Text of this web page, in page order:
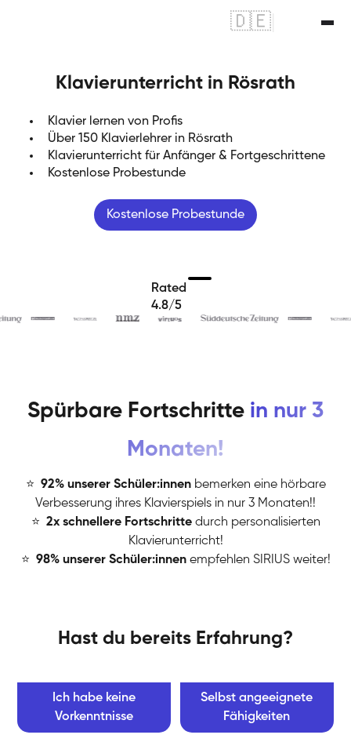
🇩🇪
Klavierunterricht in Rösrath
Klavier lernen von Profis
Über 150 Klavierlehrer in Rösrath
Klavierunterricht für Anfänger & Fortgeschrittene
Kostenlose Probestunde
Kostenlose Probestunde
Rated
4.8/5
Spürbare Fortschritte in nur 3
Monaten!
⭐ 92% unserer Schüler:innen bemerken eine hörbare
Verbesserung ihres Klavierspiels in nur 3 Monaten!!
⭐ 2x schnellere Fortschritte durch personalisierten
Klavierunterricht!
⭐ 98% unserer Schüler:innen empfehlen SIRIUS weiter!
Hast du bereits Erfahrung?
Ich habe keine
Vorkenntnisse
Selbst angeeignete
Fähigkeiten